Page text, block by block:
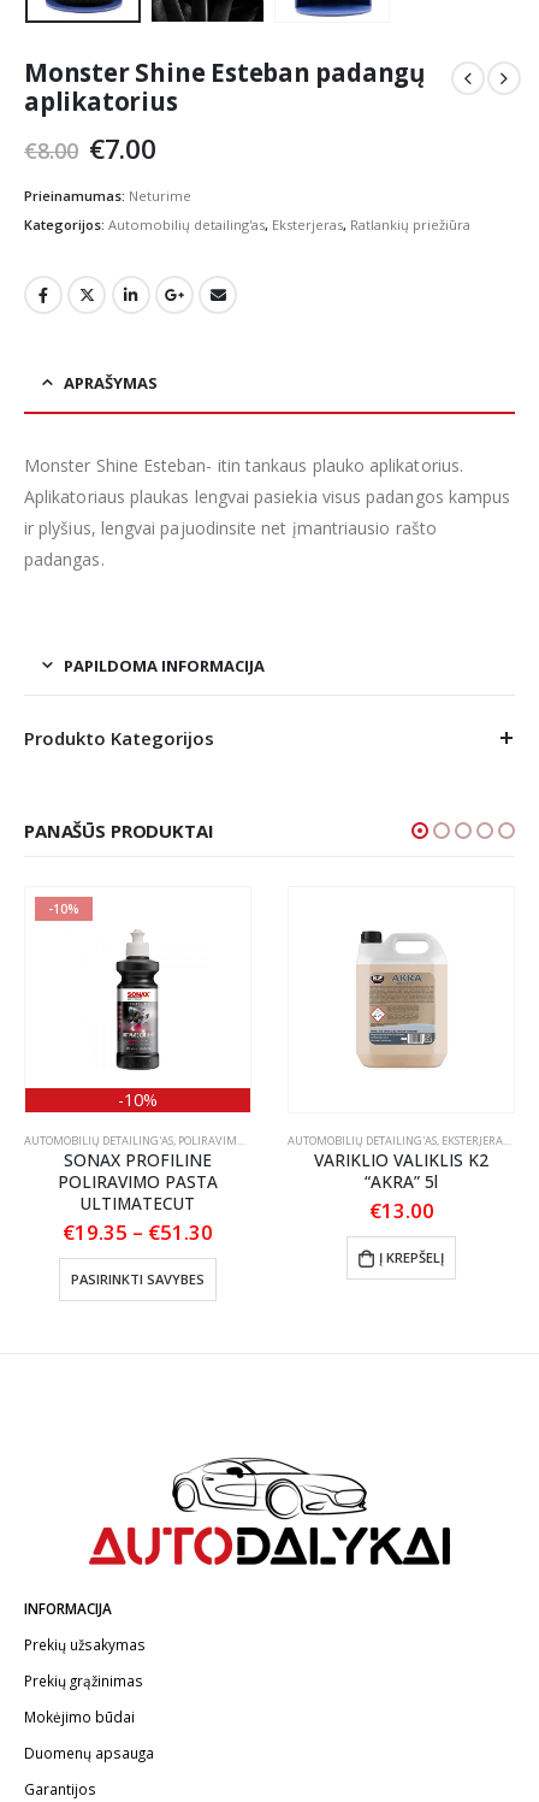
Monster Shine Esteban padangų
aplikatorius
€8.00 Original
was:
€8.00.
€7.00Current
is:
€7.00.
Prieinamumas: Neturime
Kategorijos: Automobilių detailing'as, Eksterjeras, Ratlankių priežiūra
APRAŠYMAS
Monster Shine Esteban- itin tankaus plauko aplikatorius.
Aplikatoriaus plaukas lengvai pasiekia visus padangos kampus
ir plyšius, lengvai pajuodinsite net įmantriausio rašto
padangas.
PAPILDOMA INFORMACIJA
Produkto Kategorijos
PANAŠŪS PRODUKTAI
PRIEŽIŪRA
-10%
-10%
AUTOMOBILIŲ DETAILING'AS, POLIRAVIMAS POLIRAVIMO PASTOS
SONAX PROFILINE
POLIRAVIMO PASTA
ULTIMATECUT
€19.35 – €51.30
€51.30
PASIRINKTI SAVYBES
This product has multiple variants. The options may be chosen on the product page
AUTOMOBILIŲ DETAILING'AS, EKSTERJERAS ,
VARIKLIO VALIKLIS K2
“AKRA” 5l
€13.00
Į KREPŠELĮ
INFORMACIJA
Prekių užsakymas
Prekių grąžinimas
Mokėjimo būdai
Duomenų apsauga
Garantijos